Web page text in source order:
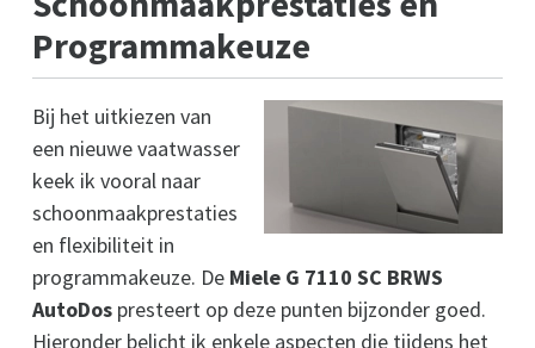
Programmakeuze
Bij het uitkiezen van
een nieuwe vaatwasser
keek ik vooral naar
schoonmaakprestaties
en flexibiliteit in
programmakeuze. De Miele G 7110 SC BRWS
AutoDos presteert op deze punten bijzonder goed.
Hieronder belicht ik enkele aspecten die tijdens het